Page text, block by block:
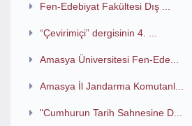
Fen-Edebiyat Fakültesi Dış ...
“Çevirimiçi” dergisinin 4. ...
Amasya Üniversitesi Fen-Ede...
Amasya İl Jandarma Komutanl...
"Cumhurun Tarih Sahnesine D...